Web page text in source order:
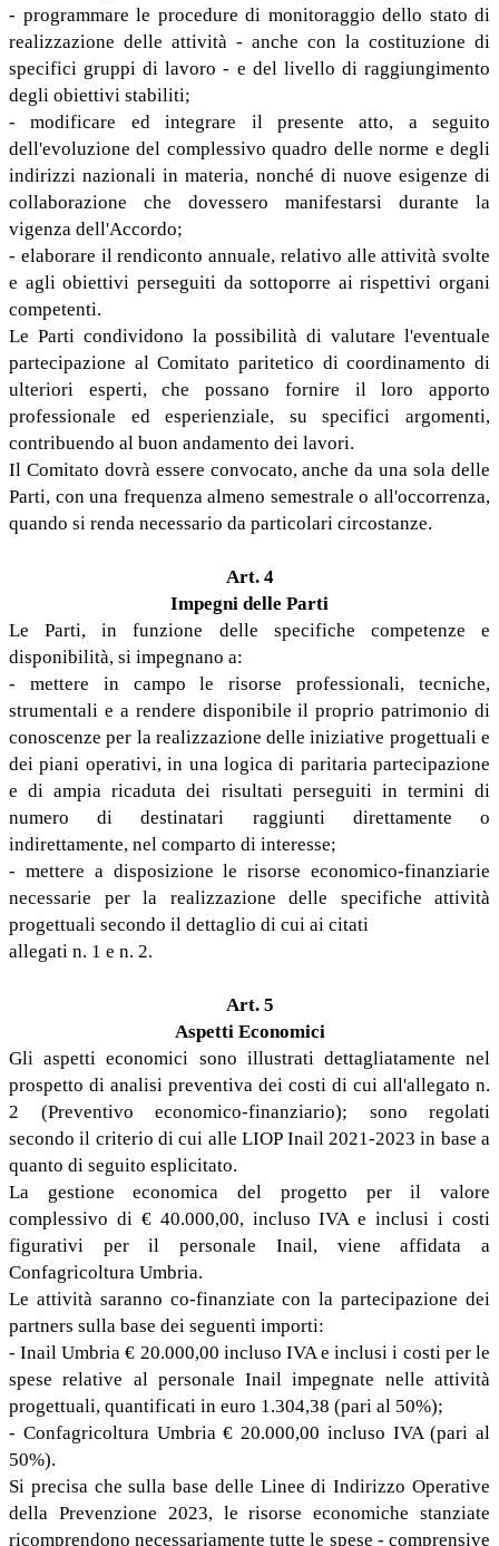
- programmare le procedure di monitoraggio dello stato di
realizzazione delle attività - anche con la costituzione di
specifici gruppi di lavoro - e del livello di raggiungimento
degli obiettivi stabiliti;
- modificare ed integrare il presente atto, a seguito
dell'evoluzione del complessivo quadro delle norme e degli
indirizzi nazionali in materia, nonché di nuove esigenze di
collaborazione che dovessero manifestarsi durante la
vigenza dell'Accordo;
- elaborare il rendiconto annuale, relativo alle attività svolte
e agli obiettivi perseguiti da sottoporre ai rispettivi organi
competenti.
Le Parti condividono la possibilità di valutare l'eventuale
partecipazione al Comitato paritetico di coordinamento di
ulteriori esperti, che possano fornire il loro apporto
professionale ed esperienziale, su specifici argomenti,
contribuendo al buon andamento dei lavori.
Il Comitato dovrà essere convocato, anche da una sola delle
Parti, con una frequenza almeno semestrale o all'occorrenza,
quando si renda necessario da particolari circostanze.
Art. 4
Impegni delle Parti
Le Parti, in funzione delle specifiche competenze e
disponibilità, si impegnano a:
- mettere in campo le risorse professionali, tecniche,
strumentali e a rendere disponibile il proprio patrimonio di
conoscenze per la realizzazione delle iniziative progettuali e
dei piani operativi, in una logica di paritaria partecipazione
e di ampia ricaduta dei risultati perseguiti in termini di
numero di destinatari raggiunti direttamente o
indirettamente, nel comparto di interesse;
- mettere a disposizione le risorse economico-finanziarie
necessarie per la realizzazione delle specifiche attività
progettuali secondo il dettaglio di cui ai citati
allegati n. 1 e n. 2.
Art. 5
Aspetti Economici
Gli aspetti economici sono illustrati dettagliatamente nel
prospetto di analisi preventiva dei costi di cui all'allegato n.
2 (Preventivo economico-finanziario); sono regolati
secondo il criterio di cui alle LIOP Inail 2021-2023 in base a
quanto di seguito esplicitato.
La gestione economica del progetto per il valore
complessivo di € 40.000,00, incluso IVA e inclusi i costi
figurativi per il personale Inail, viene affidata a
Confagricoltura Umbria.
Le attività saranno co-finanziate con la partecipazione dei
partners sulla base dei seguenti importi:
- Inail Umbria € 20.000,00 incluso IVA e inclusi i costi per le
spese relative al personale Inail impegnate nelle attività
progettuali, quantificati in euro 1.304,38 (pari al 50%);
- Confagricoltura Umbria € 20.000,00 incluso IVA (pari al
50%).
Si precisa che sulla base delle Linee di Indirizzo Operative
della Prevenzione 2023, le risorse economiche stanziate
ricomprendono necessariamente tutte le spese - comprensive